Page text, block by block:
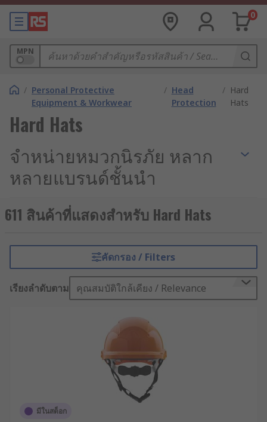
0
MPN
/ Personal Protective
Equipment & Workwear
/ Head
Protection
/ Hard
Hats
Hard Hats
จำหน่ายหมวกนิรภัย หลาก
หลายแบรนด์ชั้นนำ
มาตรฐานสากล
เป็นหนึ่งในอุปกรณ์ PPE (Personal Protective
Equipment) หรือ อุปกรณ์ป้องกันอันตรายส่วนบุคคล
โดยประโยชน์ของหมวกนิรภัยคือช่วยปกป้องศีรษะของ
คุณจากการถูกของตกลงมาใส่ รวมถึงการกระแทกจาก
วัตถุอื่น ๆ นอกจากนี้หมวกเซฟตี้ (Safety) ยังสามารถ
ในการทำงานบนหลังคา งานก่อสร้าง รวมถึง
อุตสาหกรรมต่าง ๆ เรียกได้ว่า สามารถสวมใส่ได้ทุก
สภาพแวดล้อม โดยในไซต์ก่อสร้างทั่วโลก การสวม
หมวก Safety เป็นข้อกำหนดด้านความปลอดภัยที่
กระบวนการผลิตหมวกกัน
611 สินค้าที่แสดงสำหรับ Hard Hats
คัดกรอง / Filters
เรียงลำดับตาม คุณสมบัติใกล้เคียง / Relevance
มีในสต็อก